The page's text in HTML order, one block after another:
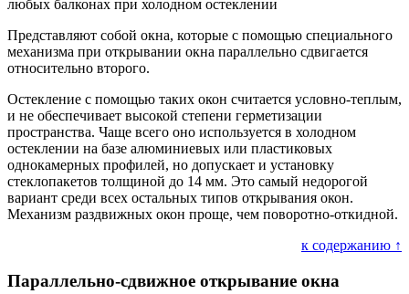
любых балконах при холодном остеклении
Представляют собой окна, которые с помощью специального
механизма при открывании окна параллельно сдвигается
относительно второго.
Остекление с помощью таких окон считается условно-теплым,
и не обеспечивает высокой степени герметизации
пространства. Чаще всего оно используется в холодном
остеклении на базе алюминиевых или пластиковых
однокамерных профилей, но допускает и установку
стеклопакетов толщиной до 14 мм. Это самый недорогой
вариант среди всех остальных типов открывания окон.
Механизм раздвижных окон проще, чем поворотно-откидной.
к содержанию ↑
Параллельно-сдвижное открывание окна